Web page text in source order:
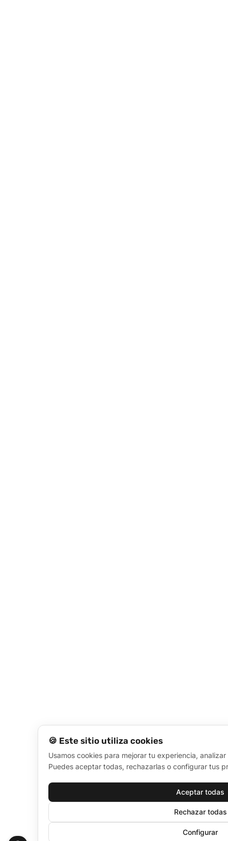
🍪 Este sitio utiliza cookies
Usamos cookies para mejorar tu experiencia,
Puedes aceptar todas, rechazarlas o configurar tus
Aceptar todas
Rechazar todas
Configurar